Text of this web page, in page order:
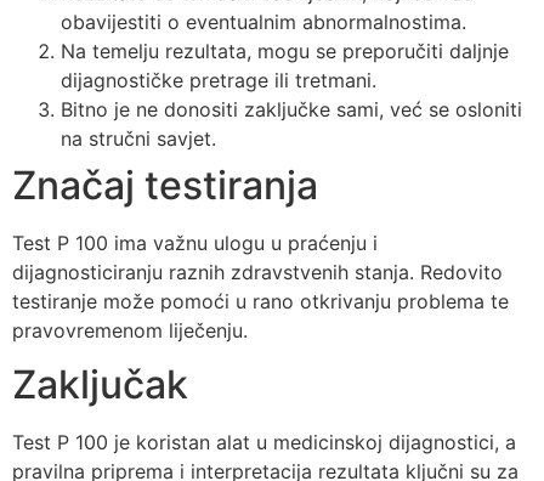
obavijestiti o eventualnim abnormalnostima.
Na temelju rezultata, mogu se preporučiti daljnje
dijagnostičke pretrage ili tretmani.
Bitno je ne donositi zaključke sami, već se osloniti
na stručni savjet.
Značaj testiranja
Test P 100 ima važnu ulogu u praćenju i
dijagnosticiranju raznih zdravstvenih stanja. Redovito
testiranje može pomoći u rano otkrivanju problema te
pravovremenom liječenju.
Zaključak
Test P 100 je koristan alat u medicinskoj dijagnostici, a
pravilna priprema i interpretacija rezultata ključni su za